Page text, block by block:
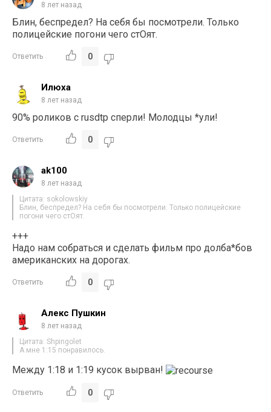
8 лет назад
Блин, беспредел? На себя бы посмотрели. Только
полицейские погони чего стОят.
Ответить 0
Илюха
8 лет назад
90% роликов с rusdtp сперли! Молодцы *ули!
Ответить 0
ak100
8 лет назад
Цитата: sokolowskiy
Блин, беспредел? На себя бы посмотрели. Только полицейские
погони чего стОят.
+++
Надо нам собраться и сделать фильм про долба*бов
американских на дорогах.
Ответить 0
Алекс Пушкин
8 лет назад
Цитата: Shpingolet
А мне 1:15 понравилось.
Между 1:18 и 1:19 кусок вырван!
Ответить 0